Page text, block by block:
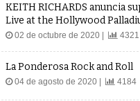
KEITH RICHARDS anuncia
Live at the Hollywood
02 de octubre de 2020 | 4321
La Ponderosa Rock and Roll
04 de agosto de 2020 | 4184